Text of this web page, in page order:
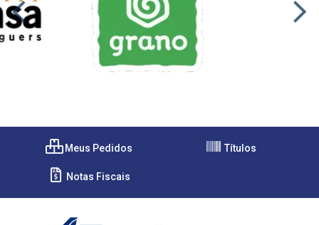
Meus Pedidos Títulos
Notas Fiscais